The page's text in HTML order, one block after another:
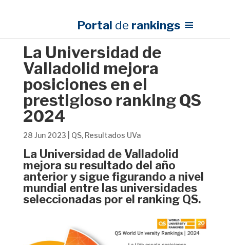
Portal de rankings
La Universidad de
Valladolid mejora
posiciones en el
prestigioso ranking QS
2024
28 Jun 2023 QS, Resultados UVa
La Universidad de Valladolid
mejora su resultado del año
anterior y sigue figurando a nivel
mundial entre las universidades
seleccionadas por el ranking QS.